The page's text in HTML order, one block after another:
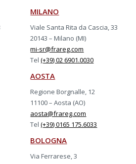
MILANO
Viale Santa Rita da Cascia, 33
20143 – Milano (MI)
mi-sr@frareg.com
Tel(+39) 02 6901.0030
AOSTA
Regione Borgnalle, 12
11100 – Aosta (AO)
aosta@frareg.com
Tel(+39) 0165 175.6033
BOLOGNA
Via Ferrarese, 3